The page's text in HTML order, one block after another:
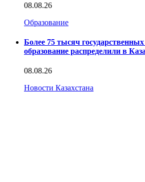
08.08.26
Образование
Более 75 тысяч
образование распределили в
08.08.26
Новости Казахстана